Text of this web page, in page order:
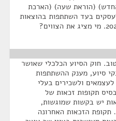
החדש) (הוראת שעה) (הארכת
בעד השתתפות בהוצאות
חוק הסיוע הכלכלי שאושר
סיוע, מענק ההשתתפות
ולשכירים בעלי
תקופות זכאות של
יש בקשות שמוגשות,
תקופת הזכאות האחרונה